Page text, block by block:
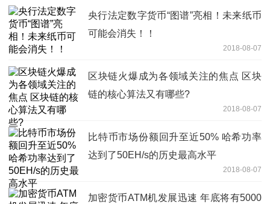
央行法定数字货币“图谱”亮相！未来纸币
可能会消失！！
2018-08-07
区块链火爆成为各领域关注的焦点 区块
链的核心算法又有哪些?
2018-08-07
比特币市场份额回升至近50% 哈希功率
达到了50EH/s的历史最高水平
2018-08-07
加密货币ATM机发展迅速 年底将有5000